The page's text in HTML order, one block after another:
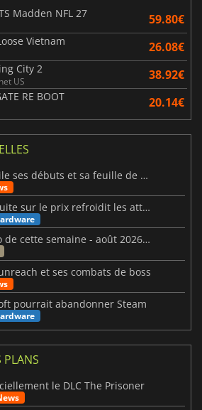
Madden NFL 27
59.80€
Vietnam 26.08€
City 2
US 38.92€
RE BOOT 20.14€
MARVEL Tōkon dévoile ses débuts et sa feuille de route
Steam Frame : une fuite sur le prix refroidit les attentes VR
Sorties de jeux vidéo de cette semaine - août 2026 (semaine 32)
et ses combats de boss
pourrait abandonner Steam
PLANS
le DLC The Prisoner